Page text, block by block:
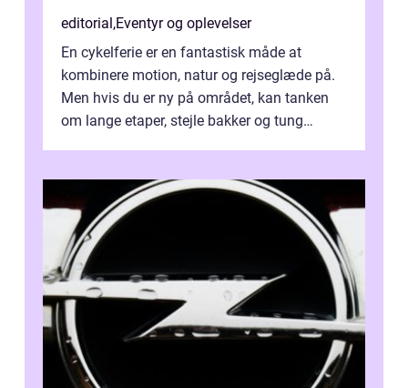
editorial,Eventyr og oplevelser
En cykelferie er en fantastisk måde at
kombinere motion, natur og rejseglæde på.
Men hvis du er ny på området, kan tanken
om lange etaper, stejle bakker og tung